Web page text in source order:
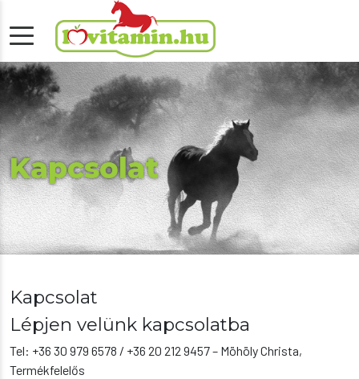
Kapcsolat
Kapcsolat
Lépjen velünk kapcsolatba
Tel: +36 30 979 6578 / +36 20 212 9457 – Möhöly Christa,
Termékfelelős